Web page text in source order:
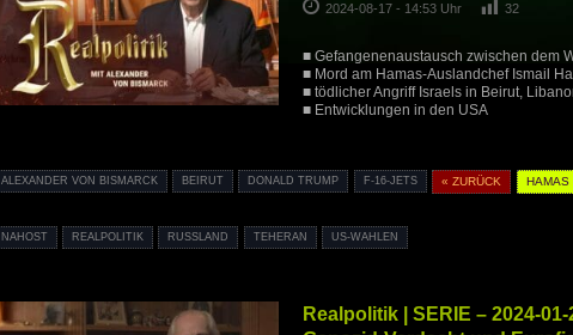
2024-08-17 - 14:53 Uhr 32
■ Gefangenenaustausch zwischen dem
■ Mord am Hamas-Auslandchef Ismail
■ tödlicher Angriff Israels in Beirut,
■ Entwicklungen in den USA
ALEXANDER VON BISMARCK BEIRUT DONALD TRUMP F-16-JETS « ZURÜCK HAMAS
NAHOST REALPOLITIK RUSSLAND TEHERAN US-WAHLEN
Realpolitik | SERIE – 2024-